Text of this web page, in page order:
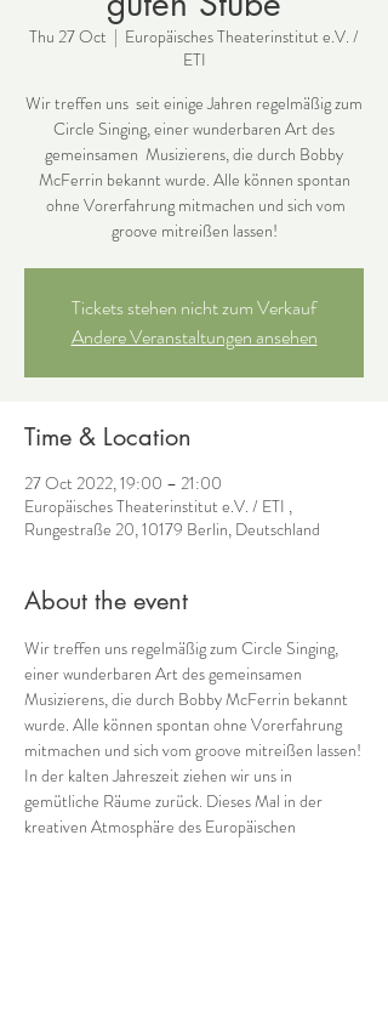
Thu 27 Oct
  |
Europäisches Theaterinstitut e.V. /
ETI
Wir treffen uns seit einige Jahren regelmäßig zum
Circle Singing, einer wunderbaren Art des
gemeinsamen Musizierens, die durch Bobby
McFerrin bekannt wurde. Alle können spontan
ohne Vorerfahrung mitmachen und sich vom
groove mitreißen lassen!
Tickets stehen nicht zum Verkauf
Andere Veranstaltungen ansehen
Time & Location
27 Oct 2022, 19:00 – 21:00
Europäisches Theaterinstitut e.V. / ETI ,
Rungestraße 20, 10179 Berlin, Deutschland
About the event
Wir treffen uns regelmäßig zum Circle Singing,
einer wunderbaren Art des gemeinsamen
Musizierens, die durch Bobby McFerrin bekannt
wurde. Alle können spontan ohne Vorerfahrung
mitmachen und sich vom groove mitreißen lassen!
In der kalten Jahreszeit ziehen wir uns in
gemütliche Räume zurück. Dieses Mal in der
kreativen Atmosphäre des Europäischen